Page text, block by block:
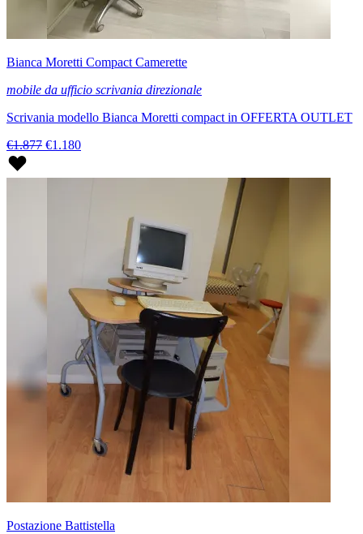
Bianca Moretti Compact Camerette
mobile da ufficio scrivania direzionale
Scrivania modello Bianca Moretti compact in OFFERTA OUTLET
€1.877 €1.180
Postazione Battistella